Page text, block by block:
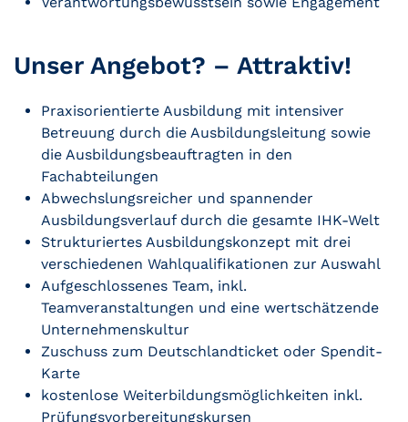
Unser Angebot? – Attraktiv!
Praxisorientierte Ausbildung mit intensiver
Betreuung durch die Ausbildungsleitung sowie
die Ausbildungsbeauftragten in den
Fachabteilungen
Abwechslungsreicher und spannender
Ausbildungsverlauf durch die gesamte IHK-Welt
Strukturiertes Ausbildungskonzept mit drei
verschiedenen Wahlqualifikationen zur Auswahl
Aufgeschlossenes Team, inkl.
Teamveranstaltungen und eine wertschätzende
Unternehmenskultur
Zuschuss zum Deutschlandticket oder Spendit-
Karte
kostenlose Weiterbildungsmöglichkeiten inkl.
Prüfungsvorbereitungskursen